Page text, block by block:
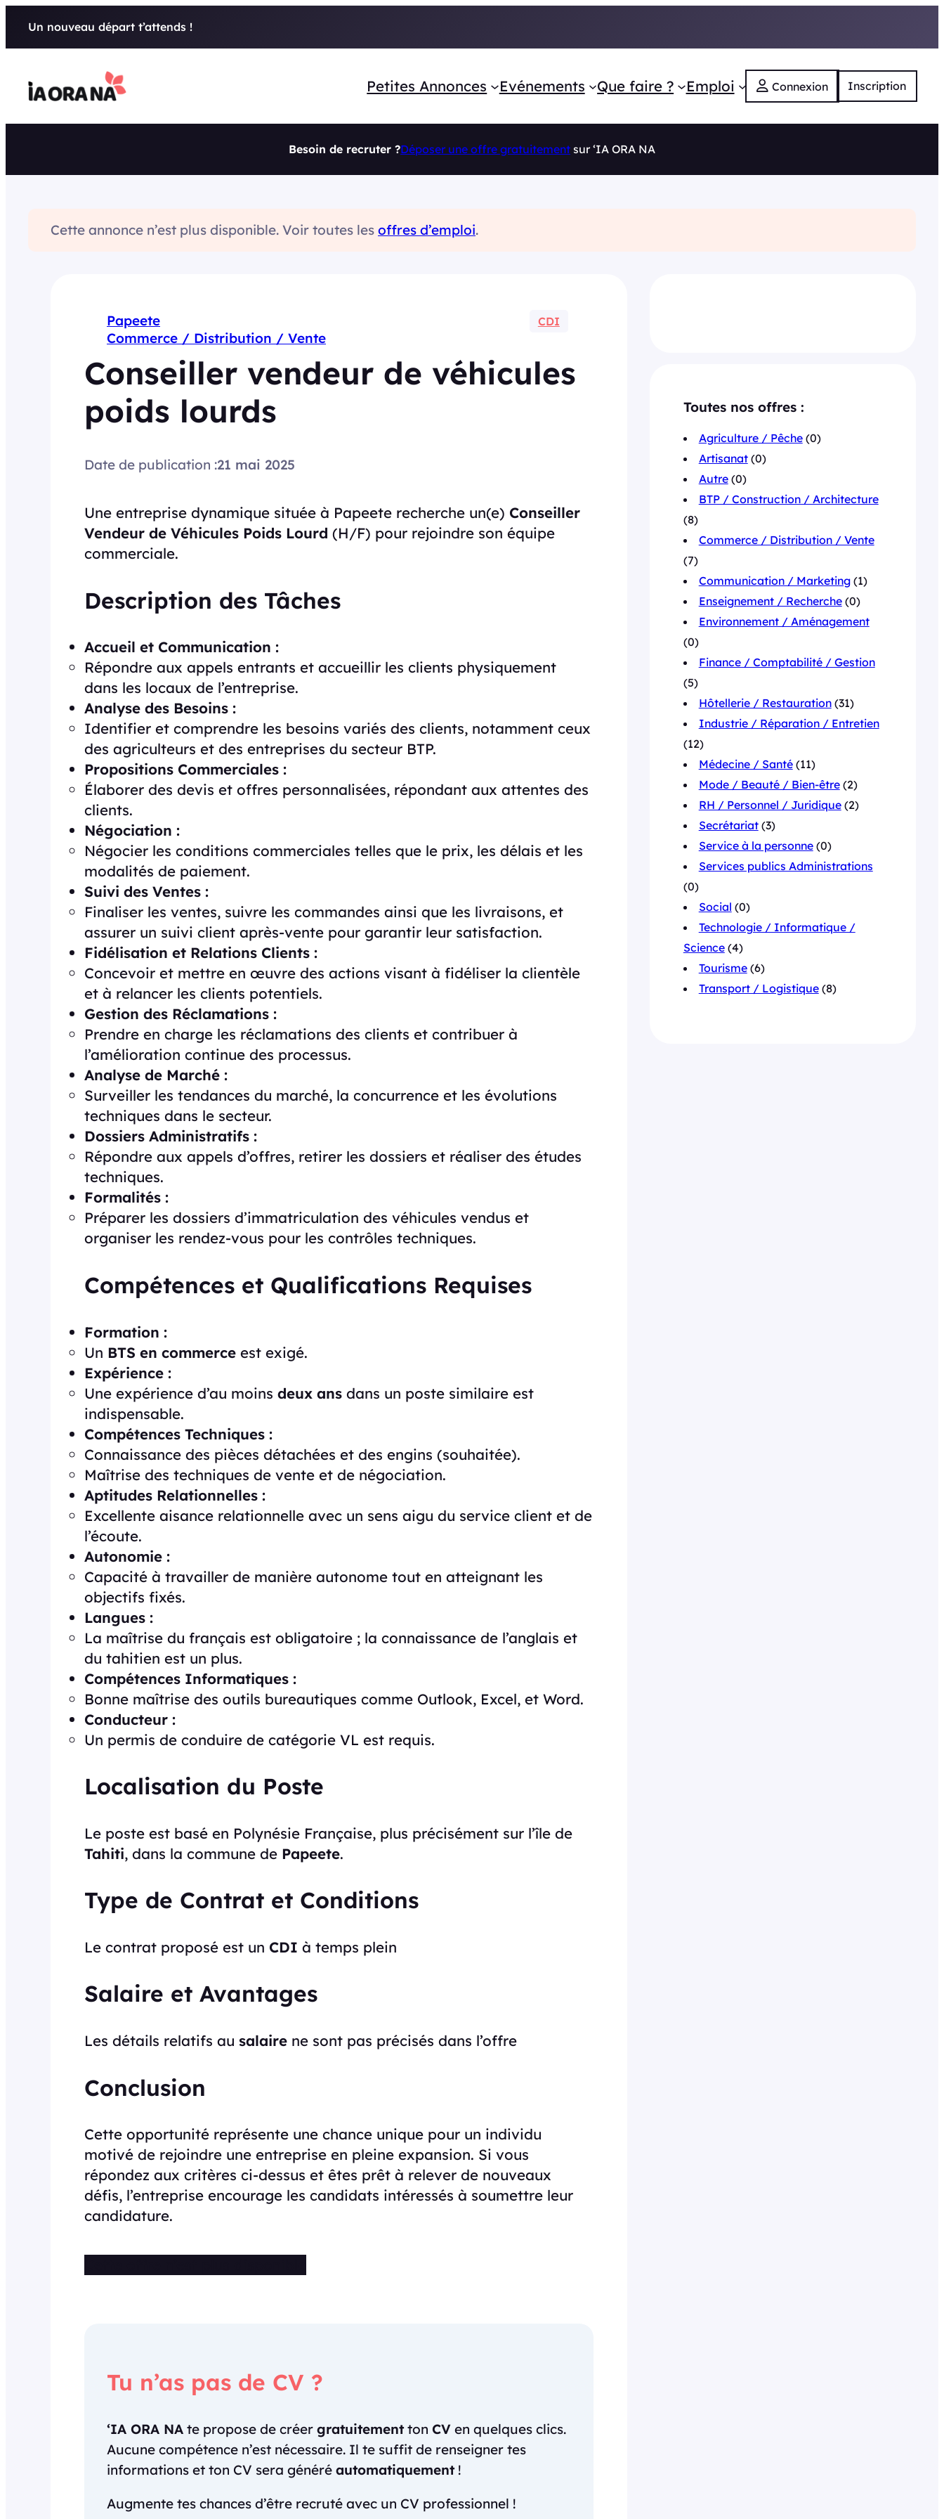
Un nouveau départ t’attends !
Petites Annonces Evénements Que faire ? Emploi Connexion Inscription
Besoin de recruter ?Déposer une offre gratuitement sur ‘IA ORA NA
Cette annonce n’est plus disponible. Voir toutes les offres d’emploi.
Papeete CDI
Commerce / Distribution / Vente
Conseiller vendeur de véhicules
poids lourds
Date de publication :21 mai 2025
Une entreprise dynamique située à Papeete recherche un(e) Conseiller
Vendeur de Véhicules Poids Lourd (H/F) pour rejoindre son équipe
commerciale.
Description des Tâches
Accueil et Communication :
Répondre aux appels entrants et accueillir les clients physiquement
dans les locaux de l’entreprise.
Analyse des Besoins :
Identifier et comprendre les besoins variés des clients, notamment ceux
des agriculteurs et des entreprises du secteur BTP.
Propositions Commerciales :
Élaborer des devis et offres personnalisées, répondant aux attentes des
clients.
Négociation :
Négocier les conditions commerciales telles que le prix, les délais et les
modalités de paiement.
Suivi des Ventes :
Finaliser les ventes, suivre les commandes ainsi que les livraisons, et
assurer un suivi client après-vente pour garantir leur satisfaction.
Fidélisation et Relations Clients :
Concevoir et mettre en œuvre des actions visant à fidéliser la clientèle
et à relancer les clients potentiels.
Gestion des Réclamations :
Prendre en charge les réclamations des clients et contribuer à
l’amélioration continue des processus.
Analyse de Marché :
Surveiller les tendances du marché, la concurrence et les évolutions
techniques dans le secteur.
Dossiers Administratifs :
Répondre aux appels d’offres, retirer les dossiers et réaliser des études
techniques.
Formalités :
Préparer les dossiers d’immatriculation des véhicules vendus et
organiser les rendez-vous pour les contrôles techniques.
Compétences et Qualifications Requises
Formation :
Un BTS en commerce est exigé.
Expérience :
Une expérience d’au moins deux ans dans un poste similaire est
indispensable.
Compétences Techniques :
Connaissance des pièces détachées et des engins (souhaitée).
Maîtrise des techniques de vente et de négociation.
Aptitudes Relationnelles :
Excellente aisance relationnelle avec un sens aigu du service client et de
l’écoute.
Autonomie :
Capacité à travailler de manière autonome tout en atteignant les
objectifs fixés.
Langues :
La maîtrise du français est obligatoire ; la connaissance de l’anglais et
du tahitien est un plus.
Compétences Informatiques :
Bonne maîtrise des outils bureautiques comme Outlook, Excel, et Word.
Conducteur :
Un permis de conduire de catégorie VL est requis.
Localisation du Poste
Le poste est basé en Polynésie Française, plus précisément sur l’île de
Tahiti, dans la commune de Papeete.
Type de Contrat et Conditions
Le contrat proposé est un CDI à temps plein
Salaire et Avantages
Les détails relatifs au salaire ne sont pas précisés dans l’offre
Conclusion
Cette opportunité représente une chance unique pour un individu
motivé de rejoindre une entreprise en pleine expansion. Si vous
répondez aux critères ci-dessus et êtes prêt à relever de nouveaux
défis, l’entreprise encourage les candidats intéressés à soumettre leur
candidature.
Tu n’as pas de CV ?
‘IA ORA NA te propose de créer gratuitement ton CV en quelques clics.
Aucune compétence n’est nécessaire. Il te suffit de renseigner tes
informations et ton CV sera généré automatiquement !
Augmente tes chances d’être recruté avec un CV professionnel !
Toutes nos offres :
Agriculture / Pêche(0)
Artisanat(0)
Autre(0)
BTP / Construction / Architecture
(8)
Commerce / Distribution / Vente
(7)
Communication / Marketing(1)
Enseignement / Recherche(0)
Environnement / Aménagement
(0)
Finance / Comptabilité / Gestion
(5)
Hôtellerie / Restauration(31)
Industrie / Réparation / Entretien
(12)
Médecine / Santé(11)
Mode / Beauté / Bien-être(2)
RH / Personnel / Juridique(2)
Secrétariat(3)
Service à la personne(0)
Services publics Administrations
(0)
Social (0)
Technologie / Informatique /
Science(4)
Tourisme(6)
Transport / Logistique(8)